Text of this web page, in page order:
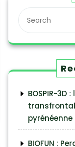
BOSPIR-3D
BIOFUN :